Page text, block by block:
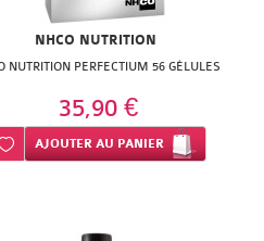
NHCO NUTRITION
NUTRITION PERFECTIUM 56 GÉLULES
35,90 €
Ajouter à ma liste d’envie
AJOUTERAU PANIER